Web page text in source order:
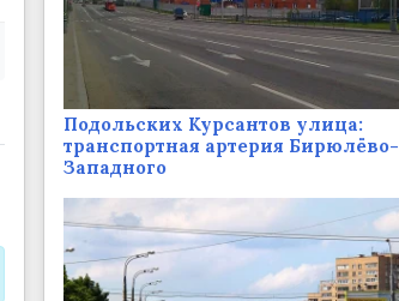
Подольских Курсантов улица:
транспортная артерия Бирюлёво-
Западного